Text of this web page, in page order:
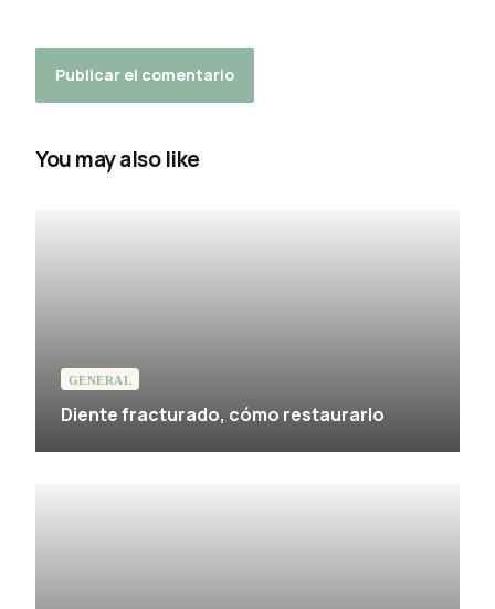
You may also like
GENERAL
Diente fracturado, cómo restaurarlo